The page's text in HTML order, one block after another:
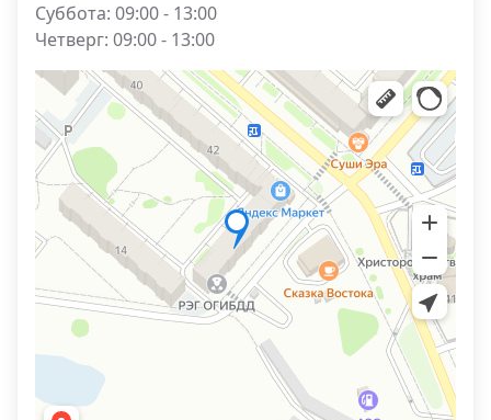
Суббота: 09:00 - 13:00
Четверг: 09:00 - 13:00